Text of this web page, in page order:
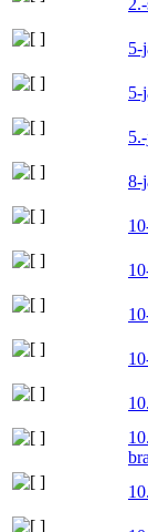
5-
5-
8-